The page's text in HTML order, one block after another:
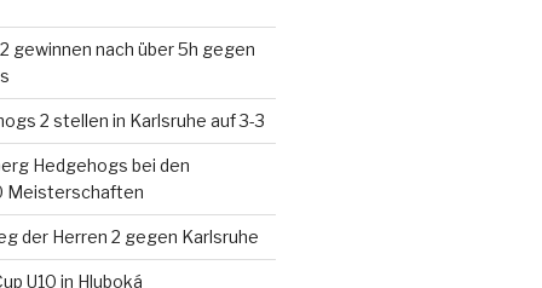
gewinnen nach über 5h gegen
2 stellen in Karlsruhe auf 3-3
Hedgehogs bei den
Meisterschaften
der Herren 2 gegen Karlsruhe
U10 in Hluboká